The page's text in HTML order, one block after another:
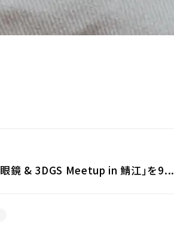
鏡 & 3DGS Meetup in 鯖江」を9...